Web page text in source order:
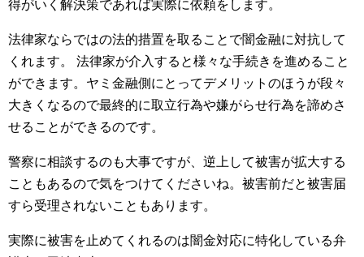
得がいく解決策であれば実際に依頼をします。
法律家ならではの法的措置を取ることで闇金融に対抗して
くれます。 法律家が介入すると様々な手続きを進めること
ができます。ヤミ金融側にとってデメリットのほうが段々
大きくなるので最終的に取立行為や嫌がらせ行為を諦めさ
せることができるのです。
警察に相談するのも大事ですが、逆上して被害が拡大する
こともあるので気をつけてくださいね。被害前だと被害届
すら受理されないこともあります。
実際に被害を止めてくれるのは闇金対応に特化している弁